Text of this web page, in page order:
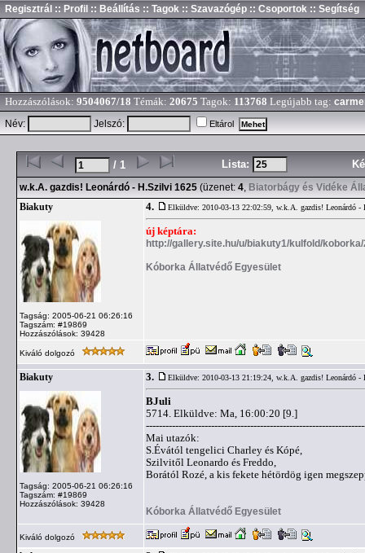
Regisztrál :: Profil :: Beállítás :: Tagok :: Szavazógép :: Csoportok :: Segítség
Hozzászólások: 9504067/18 Témák: 20675 Tagok: 113768 Legújabb tag:
Név:
Jelszó: Eltárol
/ 1 Lista:
w.k.A. gazdis! Leonárdó - H.Szilvi 1625 (üzenet: 4, Biatorbágy és Vidéke
Biakuty
Tagság: 2005-06-21 06:26:16
Tagszám: #19869
Hozzászólások: 39428
4. Elküldve: 2010-03-13 22:02:59, w.k.A. gazdis! Leonárdó
új képtára:
http://gallery.site.hu/u/biakuty1/kulfold/
Kóborka Állatvédő Egyesület
Kiváló dolgozó
Biakuty
Tagság: 2005-06-21 06:26:16
Tagszám: #19869
Hozzászólások: 39428
3. Elküldve: 2010-03-13 21:19:24, w.k.A. gazdis! Leonárdó
BJuli
5714. Elküldve: Ma, 16:00:20 [9.]
Mai utazók:
S.Évától tengelici Charley és Kópé,
Szilvitől Leonardo és Freddo,
Borától Rozé, a kis fekete hétördög igen
Kóborka Állatvédő Egyesület
Kiváló dolgozó